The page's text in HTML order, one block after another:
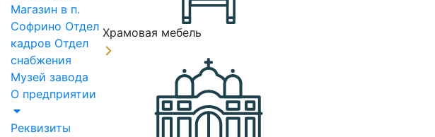
Магазин в п.
Софрино Отдел
кадров Отдел
снабжения
Музей завода
О предприятии
Реквизиты
Храмовая мебель